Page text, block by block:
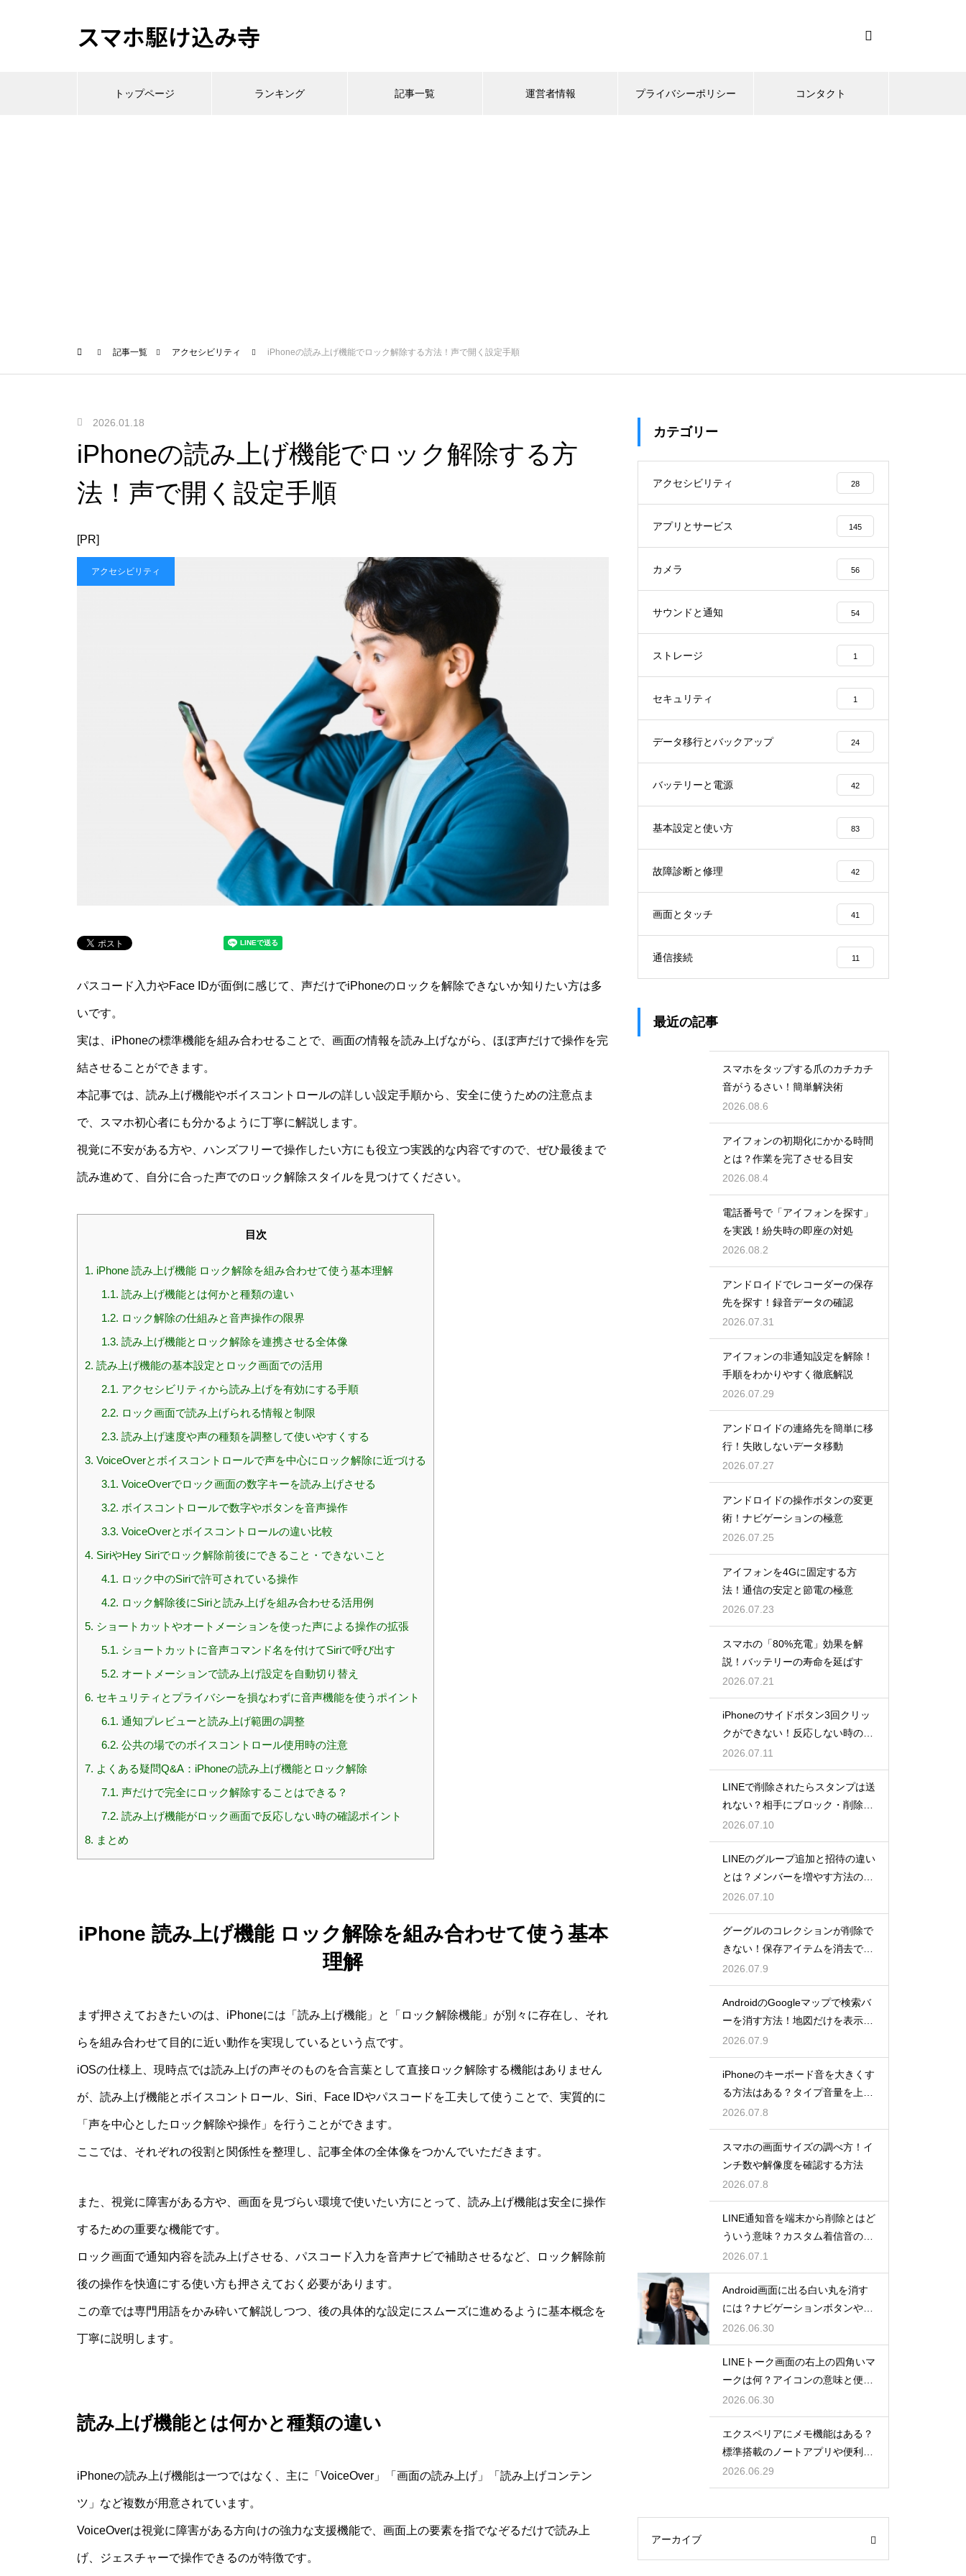
スマホ駆け込み寺
トップページ ランキング 記事一覧 運営者情報 プライバシーポリシー コンタクト
記事一覧 アクセシビリティ iPhoneの読み上げ機能でロック解除する方法！声で開く設定手順
2026.01.18
iPhoneの読み上げ機能でロック解除する方
法！声で開く設定手順
[PR]
アクセシビリティ
パスコード入力やFace IDが面倒に感じて、声だけでiPhoneのロックを解除できないか知りたい方は多
いです。
実は、iPhoneの標準機能を組み合わせることで、画面の情報を読み上げながら、ほぼ声だけで操作を完
結させることができます。
本記事では、読み上げ機能やボイスコントロールの詳しい設定手順から、安全に使うための注意点ま
で、スマホ初心者にも分かるように丁寧に解説します。
視覚に不安がある方や、ハンズフリーで操作したい方にも役立つ実践的な内容ですので、ぜひ最後まで
読み進めて、自分に合った声でのロック解除スタイルを見つけてください。
目次
1. iPhone 読み上げ機能 ロック解除を組み合わせて使う基本理解
1.1. 読み上げ機能とは何かと種類の違い
1.2. ロック解除の仕組みと音声操作の限界
1.3. 読み上げ機能とロック解除を連携させる全体像
2. 読み上げ機能の基本設定とロック画面での活用
2.1. アクセシビリティから読み上げを有効にする手順
2.2. ロック画面で読み上げられる情報と制限
2.3. 読み上げ速度や声の種類を調整して使いやすくする
3. VoiceOverとボイスコントロールで声を中心にロック解除に近づける
3.1. VoiceOverでロック画面の数字キーを読み上げさせる
3.2. ボイスコントロールで数字やボタンを音声操作
3.3. VoiceOverとボイスコントロールの違い比較
4. SiriやHey Siriでロック解除前後にできること・できないこと
4.1. ロック中のSiriで許可されている操作
4.2. ロック解除後にSiriと読み上げを組み合わせる活用例
5. ショートカットやオートメーションを使った声による操作の拡張
5.1. ショートカットに音声コマンド名を付けてSiriで呼び出す
5.2. オートメーションで読み上げ設定を自動切り替え
6. セキュリティとプライバシーを損なわずに音声機能を使うポイント
6.1. 通知プレビューと読み上げ範囲の調整
6.2. 公共の場でのボイスコントロール使用時の注意
7. よくある疑問Q&A：iPhoneの読み上げ機能とロック解除
7.1. 声だけで完全にロック解除することはできる？
7.2. 読み上げ機能がロック画面で反応しない時の確認ポイント
8. まとめ
iPhone 読み上げ機能 ロック解除を組み合わせて使う基本
理解
まず押さえておきたいのは、iPhoneには「読み上げ機能」と「ロック解除機能」が別々に存在し、それ
らを組み合わせて目的に近い動作を実現しているという点です。
iOSの仕様上、現時点では読み上げの声そのものを合言葉として直接ロック解除する機能はありません
が、読み上げ機能とボイスコントロール、Siri、Face IDやパスコードを工夫して使うことで、実質的に
「声を中心としたロック解除や操作」を行うことができます。
ここでは、それぞれの役割と関係性を整理し、記事全体の全体像をつかんでいただきます。
また、視覚に障害がある方や、画面を見づらい環境で使いたい方にとって、読み上げ機能は安全に操作
するための重要な機能です。
ロック画面で通知内容を読み上げさせる、パスコード入力を音声ナビで補助させるなど、ロック解除前
後の操作を快適にする使い方も押さえておく必要があります。
この章では専門用語をかみ砕いて解説しつつ、後の具体的な設定にスムーズに進めるように基本概念を
丁寧に説明します。
読み上げ機能とは何かと種類の違い
iPhoneの読み上げ機能は一つではなく、主に「VoiceOver」「画面の読み上げ」「読み上げコンテン
ツ」など複数が用意されています。
VoiceOverは視覚に障害がある方向けの強力な支援機能で、画面上の要素を指でなぞるだけで読み上
げ、ジェスチャーで操作できるのが特徴です。
カテゴリー
アクセシビリティ 28
アプリとサービス 145
カメラ 56
サウンドと通知 54
ストレージ 1
セキュリティ 1
データ移行とバックアップ 24
バッテリーと電源 42
基本設定と使い方 83
故障診断と修理 42
画面とタッチ 41
通信接続 11
最近の記事
スマホをタップする爪のカチカチ
音がうるさい！簡単解決術
2026.08.6
アイフォンの初期化にかかる時間
とは？作業を完了させる目安
2026.08.4
電話番号で「アイフォンを探す」
を実践！紛失時の即座の対処
2026.08.2
アンドロイドでレコーダーの保存
先を探す！録音データの確認
2026.07.31
アイフォンの非通知設定を解除！
手順をわかりやすく徹底解説
2026.07.29
アンドロイドの連絡先を簡単に移
行！失敗しないデータ移動
2026.07.27
アンドロイドの操作ボタンの変更
術！ナビゲーションの極意
2026.07.25
アイフォンを4Gに固定する方
法！通信の安定と節電の極意
2026.07.23
スマホの「80%充電」効果を解
説！バッテリーの寿命を延ばす
2026.07.21
iPhoneのサイドボタン3回クリッ
クができない！反応しない時の原
因と対処法
2026.07.11
LINEで削除されたらスタンプは送
れない？相手にブロック・削除さ
れた時のメッセージ送信の挙動
2026.07.10
LINEのグループ追加と招待の違い
とは？メンバーを増やす方法の違
いと正しい使い分け
2026.07.10
グーグルのコレクションが削除で
きない！保存アイテムを消去でき
ない原因と対処法
2026.07.9
AndroidのGoogleマップで検索バ
ーを消す方法！地図だけを表示す
る全画面モード活用術
2026.07.9
iPhoneのキーボード音を大きくす
る方法はある？タイプ音量を上げ
る設定と注意点
2026.07.8
スマホの画面サイズの調べ方！イ
ンチ数や解像度を確認する方法
2026.07.8
LINE通知音を端末から削除とはど
ういう意味？カスタム着信音の削
除とデフォルト設定に戻す方法
2026.07.1
Android画面に出る白い丸を消す
には？ナビゲーションボタンやア
クセシビリティ機能の非表示方法
2026.06.30
LINEトーク画面の右上の四角いマ
ークは何？アイコンの意味と便利
機能を解説
2026.06.30
エクスペリアにメモ機能はある？
標準搭載のノートアプリや便利な
メモ活用術
2026.06.29
アーカイブ